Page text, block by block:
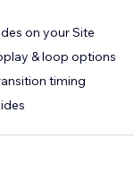
on your Site
& loop options
timing